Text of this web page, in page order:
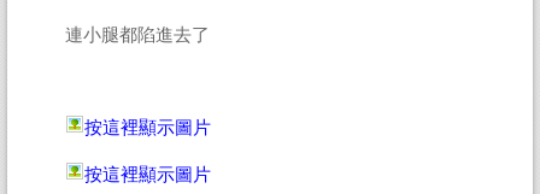
連小腿都陷進去了
按這裡顯示圖片
按這裡顯示圖片